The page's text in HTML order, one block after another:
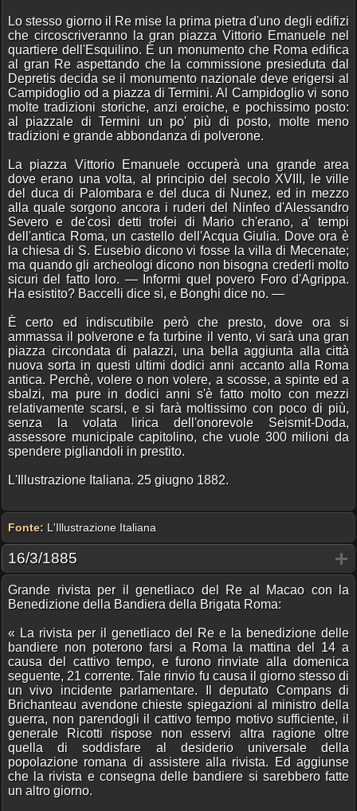
Lo stesso giorno il Re mise la prima pietra d'uno degli edifizi
che circoscriveranno la gran piazza Vittorio Emanuele nel
quartiere dell'Esquilino. È un monumento che Roma edifica
al gran Re aspettando che la commissione presieduta dal
Depretis decida se il monumento nazionale deve erigersi al
Campidoglio od a piazza di Termini. Al Campidoglio vi sono
molte tradizioni storiche, anzi eroiche, e pochissimo posto:
al piazzale di Termini un po' più di posto, molte meno
tradizioni e grande abbondanza di polverone.
La piazza Vittorio Emanuele occuperà una grande area
dove erano una volta, al principio del secolo XVIII, le ville
del duca di Palombara e del duca di Nunez, ed in mezzo
alla quale sorgono ancora i ruderi del Ninfeo d'Alessandro
Severo e de'così detti trofei di Mario ch'erano, a' tempi
dell'antica Roma, un castello dell'Acqua Giulia. Dove ora è
la chiesa di S. Eusebio dicono vi fosse la villa di Mecenate;
ma quando gli archeologi dicono non bisogna crederli molto
sicuri del fatto loro. — Informi quel povero Foro d'Agrippa.
Ha esistito? Baccelli dice sì, e Bonghi dice no. —
È certo ed indiscutibile però che presto, dove ora si
ammassa il polverone e fa turbine il vento, vi sarà una gran
piazza circondata di palazzi, una bella aggiunta alla città
nuova sorta in questi ultimi dodici anni accanto alla Roma
antica. Perchè, volere o non volere, a scosse, a spinte ed a
sbalzi, ma pure in dodici anni s'è fatto molto con mezzi
relativamente scarsi, e si farà moltissimo con poco di più,
senza la volata lirica dell'onorevole Seismit-Doda,
assessore municipale capitolino, che vuole 300 milioni da
spendere pigliandoli in prestito.
L'Illustrazione Italiana. 25 giugno 1882.
Fonte: L'Illustrazione Italiana
16/3/1885
Grande rivista per il genetliaco del Re al Macao con la
Benedizione della Bandiera della Brigata Roma:
« La rivista per il genetliaco del Re e la benedizione delle
bandiere non poterono farsi a Roma la mattina del 14 a
causa del cattivo tempo, e furono rinviate alla domenica
seguente, 21 corrente. Tale rinvio fu causa il giorno stesso di
un vivo incidente parlamentare. Il deputato Compans di
Brichanteau avendone chieste spiegazioni al ministro della
guerra, non parendogli il cattivo tempo motivo sufficiente, il
generale Ricotti rispose non esservi altra ragione oltre
quella di soddisfare al desiderio universale della
popolazione romana di assistere alla rivista. Ed aggiunse
che la rivista e consegna delle bandiere si sarebbero fatte
un altro giorno.